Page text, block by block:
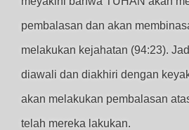
pembalasan dan akan
melakukan kejahatan (94:23).
diawali dan diakhiri dengan
akan melakukan pembalasan
telah mereka lakukan.